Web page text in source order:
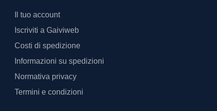
Il tuo account
Iscriviti a Gaiviweb
Costi di spedizione
Informazioni su spedizioni
Normativa privacy
Termini e condizioni